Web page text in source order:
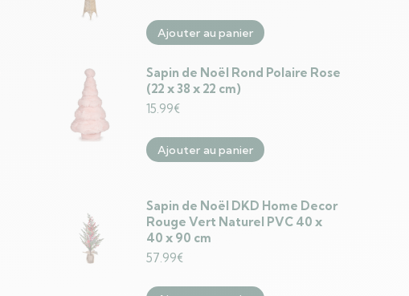
Ajouter au panier
Sapin de Noël Rond Polaire Rose
(22 x 38 x 22 cm)
15.99€
Ajouter au panier
Sapin de Noël DKD Home Decor
Rouge Vert Naturel PVC 40 x
40 x 90 cm
57.99€